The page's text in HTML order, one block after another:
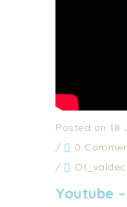
Posted on 18
/
0
/
Youtube